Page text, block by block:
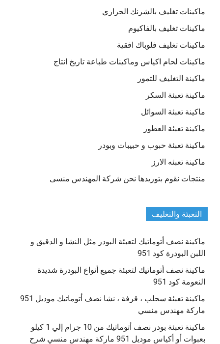
ماكينات تغليف بالشرنك الحراري
ماكينات تغليف بالفاكيوم
ماكينات تغليف فلوباك افقية
ماكينات لحام اكياس وماكينات طباعة تاريخ انتاج
ماكينة التغليف للتمور
ماكينة تعبئة السكر
ماكينة تعبئة السوائل
ماكينة تعبئة العطور
ماكينة تعبئة حبوب و حبيبات وبودر
ماكينة تعبئه الارز
منتجات نقوم بتوريدها نحن شركة المهندس منسى
التعبئة والتغليف
ماكينة نصف أتوماتيك لتعبئة البودر مثل النشا و الدقيق و
اللبن البودرة كود 951
ماكينة نصف أتوماتيك لتعبئة جميع أنواع البودرة شديدة
النعومة كود 951
ماكينة تعبئة سحلب ، قرفة ، نشا نصف أتوماتيك موديل 951
ماركة مهندس منسي
ماكينة تعبئة بودر نصف أتوماتيك من 10 جرام إلي 1 كيلو
بعبوات أو أكياس موديل 951 ماركة مهندس منسي شرح